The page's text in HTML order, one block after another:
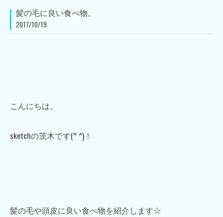
髪の毛に良い食べ物。
2017/10/19
こんにちは。
sketchの茨木です(^ ^)！
髪の毛や頭皮に良い食べ物を紹介します☆